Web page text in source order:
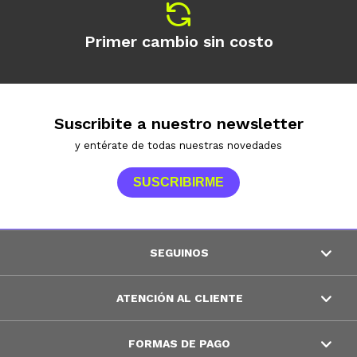
Primer cambio sin costo
Suscribite a nuestro newsletter
y entérate de todas nuestras novedades
SUSCRIBIRME
SEGUINOS
ATENCIÓN AL CLIENTE
FORMAS DE PAGO